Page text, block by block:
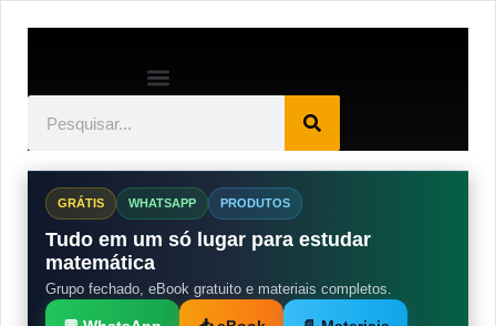
GRÁTIS WHATSAPP PRODUTOS
Tudo em um só lugar para estudar
matemática
Grupo fechado, eBook gratuito e materiais completos.